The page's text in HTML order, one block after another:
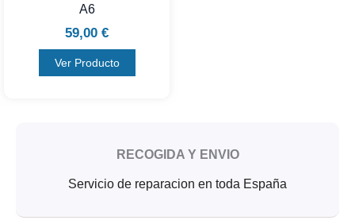
A6
59,00 €
Ver Producto
RECOGIDA Y ENVIO
Servicio de reparacion en toda España